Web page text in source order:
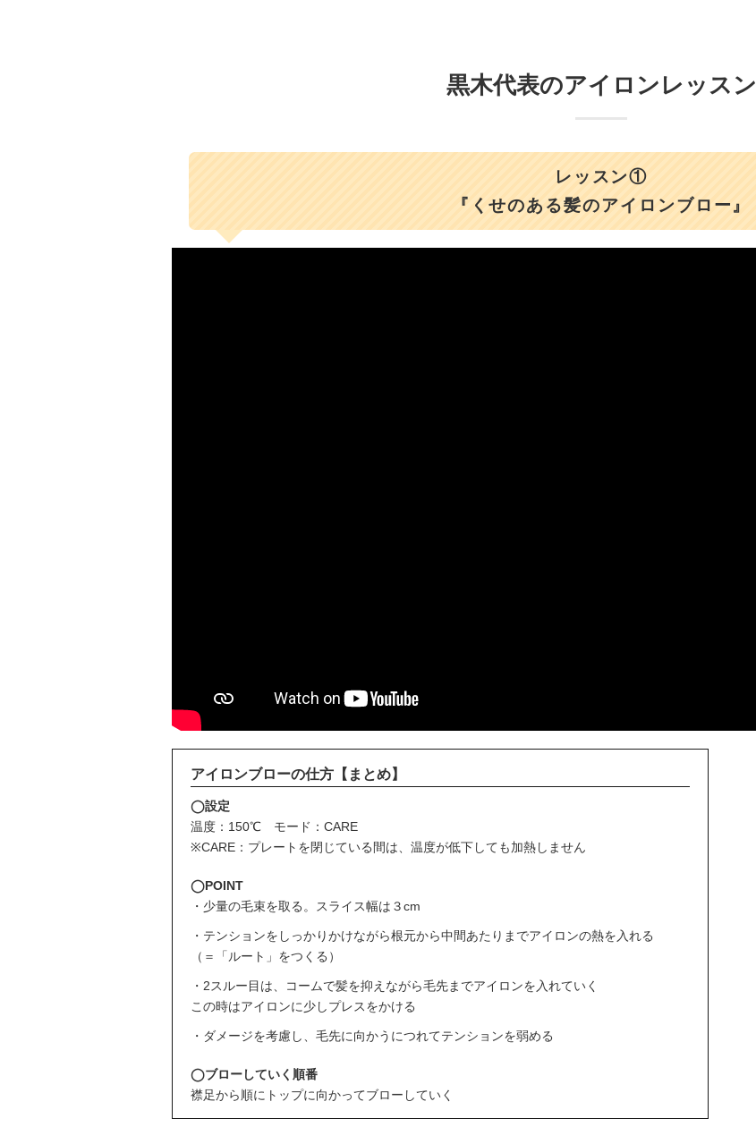
黒木代表のアイロンレッスン
レッスン①
『くせのある髪のアイロンブロー』
アイロンブローの仕方【まとめ】
◯設定
温度：150℃ モード：CARE
※CARE：プレートを閉じている間は、温度が低下しても加熱しません
◯POINT
・少量の毛束を取る。スライス幅は３cm
・テンションをしっかりかけながら根元から中間あたりまでアイロンの熱を入れる
（＝「ルート」をつくる）
・2スルー目は、コームで髪を抑えながら毛先までアイロンを入れていく
この時はアイロンに少しプレスをかける
・ダメージを考慮し、毛先に向かうにつれてテンションを弱める
◯ブローしていく順番
襟足から順にトップに向かってブローしていく